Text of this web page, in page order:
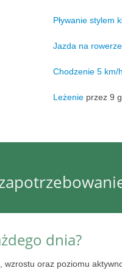
Pływanie stylem
Jazda na
Chodzenie 5 km/
Leżenieprzez 9
dnia?
oraz poziomu